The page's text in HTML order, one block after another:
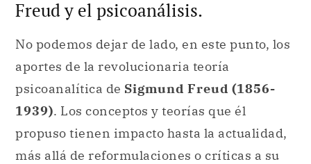
Freud y el psicoanálisis.
No podemos dejar de lado, en este punto, los
aportes de la revolucionaria teoría
psicoanalítica de Sigmund Freud (1856-
1939). Los conceptos y teorías que él
propuso tienen impacto hasta la actualidad,
más allá de reformulaciones o críticas a su